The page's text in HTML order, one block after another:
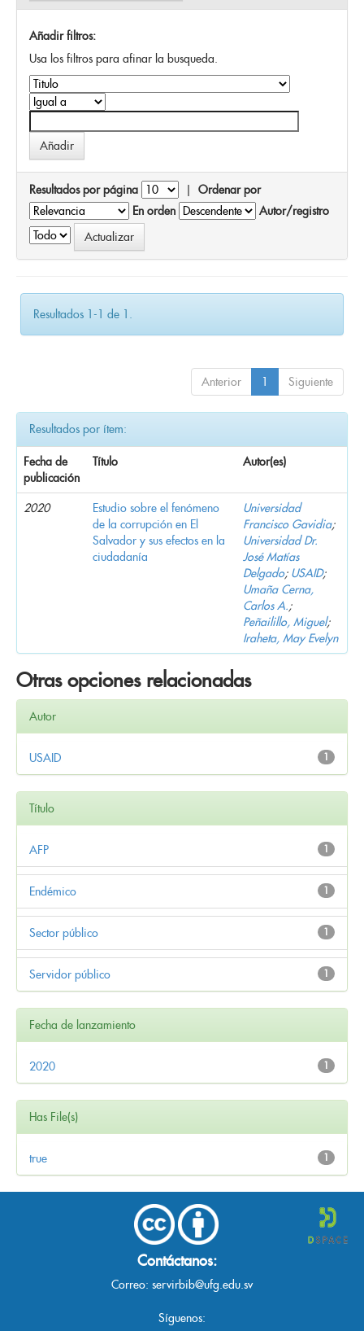
Añadir filtros:
Usa los filtros para afinar la busqueda.
Resultados por página | Ordenar por
En orden
Autor/registro
Resultados 1-1 de 1.
Anterior 1 Siguiente
Resultados por ítem:
Fecha de
publicación
Título Autor(es)
2020
Estudio sobre el fenómeno
de la corrupción en El
Salvador y sus efectos en la
ciudadanía
Universidad
Francisco Gavidia;
Universidad Dr.
José Matías
Delgado; USAID;
Umaña Cerna,
Carlos A.;
Peñailillo, Miguel;
Iraheta, May Evelyn
Otras opciones relacionadas
Autor
1
USAID
Título
1
AFP
1
Endémico
1
Sector público
1
Servidor público
Fecha de lanzamiento
1
2020
Has File(s)
1
true
Contáctanos:
Correo: servirbib@ufg.edu.sv
Síguenos: